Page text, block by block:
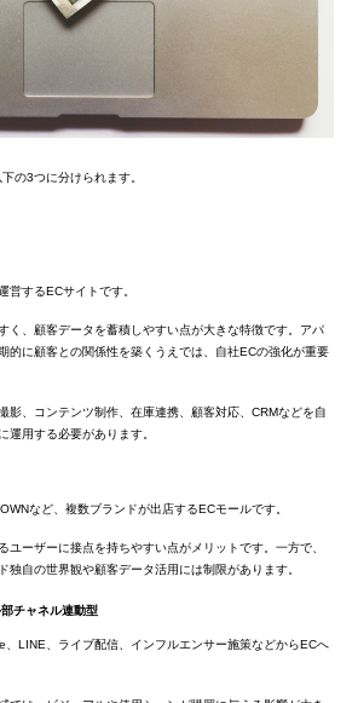
の3つに分けられます。
営するECサイトです。
く、顧客データを蓄積しやすい点が大きな特徴です。アパ
的に顧客との関係性を築くうえでは、自社ECの強化が重要
影、コンテンツ制作、在庫連携、顧客対応、CRMなどを自
運用する必要があります。
など、複数ブランドが出店するECモールです。
ユーザーに接点を持ちやすい点がメリットです。一方で、
独自の世界観や顧客データ活用には制限があります。
チャネル連動型
、LINE、ライブ配信、インフルエンサー施策などからECへ